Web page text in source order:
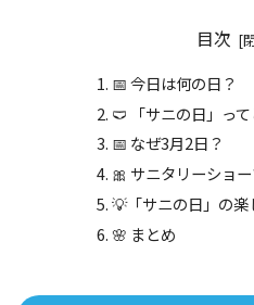
目次
📅 今日は何の日？
🩲 「サニの日」っ
📅 なぜ3月2日？
🎀 サニタリーショ
💡「サニの日」の楽
🌸 まとめ